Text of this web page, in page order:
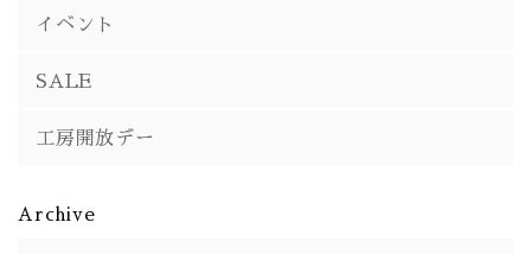
イベント
SALE
工房開放デー
Archive